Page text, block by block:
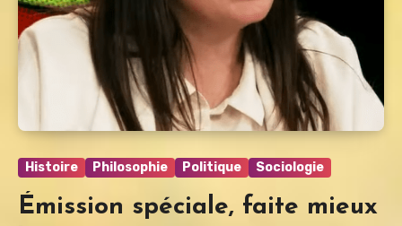
Histoire Philosophie Politique Sociologie
Émission spéciale, faite mieux